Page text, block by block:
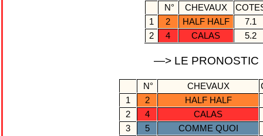
N° CHEVAUX
1
2 HALF HALF
7.1
2
4 CALAS 5.2
—> LE PRONOSTIC
N° CHEVAUX
1
2
HALF HALF
2
4
CALAS
3
5
COMME QUOI